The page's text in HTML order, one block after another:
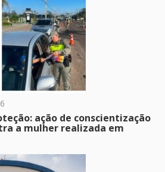
ação de conscientização
a mulher realizada em